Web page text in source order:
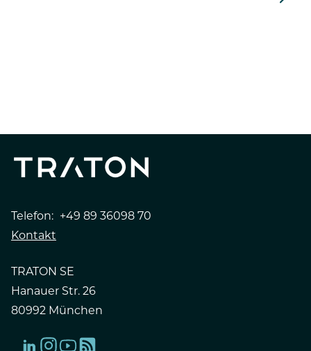
Telefon: +49 89 36098 70
Kontakt
TRATON SE
Hanauer Str. 26
80992 München